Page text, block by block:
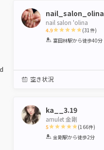
nail_salon_olina
nail salon 'olina
4.9
1 2 3 4 5
(31 件)
富田林駅から徒歩40分
空き状況
ka__3.19
amulet 金剛
5
1 2 3 4 5
(166件)
金剛駅から徒歩2分